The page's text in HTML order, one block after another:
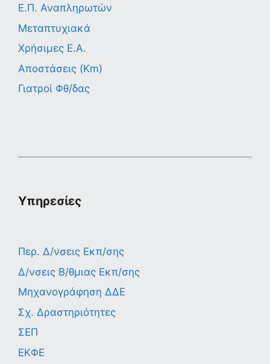
Ε.Π. Αναπληρωτών
Μεταπτυχιακά
Χρήσιμες Ε.Α.
Αποστάσεις (Km)
Γιατροί Φθ/δας
Υπηρεσίες
Περ. Δ/νσεις Εκπ/σης
Δ/νσεις Β/θμιας Εκπ/σης
Μηχανογράφηση ΔΔΕ
Σχ. Δραστηριότητες
ΣΕΠ
ΕΚΦΕ